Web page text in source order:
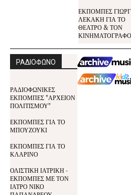
ΕΚΠΟΜΠΕΣ
ΛΕΚΑΚΗ ΓΙΑ ΤΟ
ΘΕΑΤΡΟ & ΤΟΝ
ΚΙΝΗΜΑΤΟΓΡΑΦΟ
ΡΑΔΙΟΦΩΝΟ
ΡΑΔΙΟΦΩΝΙΚΕΣ
ΕΚΠΟΜΠΕΣ "ΑΡΧΕΙΟΝ
ΠΟΛΙΤΙΣΜΟΥ"
ΕΚΠΟΜΠΕΣ ΓΙΑ ΤΟ
ΜΠΟΥΖΟΥΚΙ
ΕΚΠΟΜΠΕΣ ΓΙΑ ΤΟ
ΚΛΑΡΙΝΟ
ΟΛΙΣΤΙΚΗ ΙΑΤΡΙΚΗ -
ΕΚΠΟΜΠΕΣ ΜΕ ΤΟΝ
ΙΑΤΡΟ ΝΙΚΟ